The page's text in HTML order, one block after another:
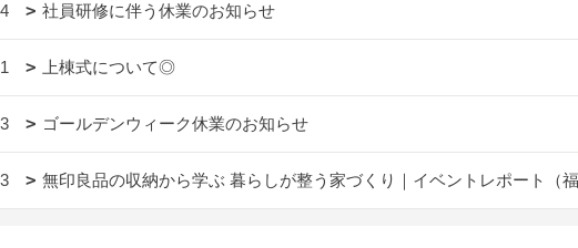
社員研修に伴う休業のお知らせ
上棟式について◎
ゴールデンウィーク休業のお知らせ
無印良品の収納から学ぶ 暮らしが整う家づくり｜イベントレポート（